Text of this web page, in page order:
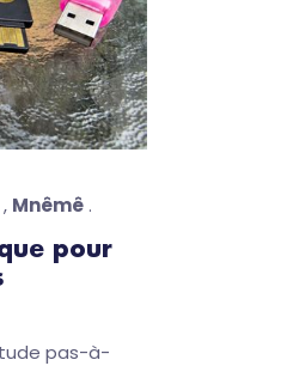
, Mnêmê .
pour
pas-à-